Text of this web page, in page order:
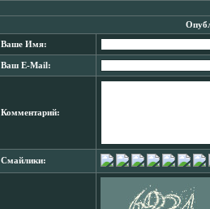
Ваше Имя:
Ваш E-Mail:
Комментарий:
Смайлики: